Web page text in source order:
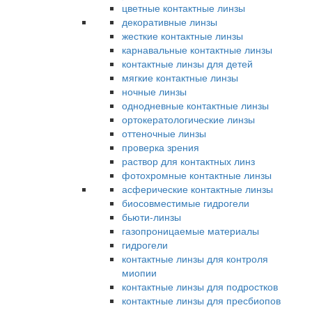
цветные контактные линзы
декоративные линзы
жесткие контактные линзы
карнавальные контактные линзы
контактные линзы для детей
мягкие контактные линзы
ночные линзы
однодневные контактные линзы
ортокератологические линзы
оттеночные линзы
проверка зрения
раствор для контактных линз
фотохромные контактные линзы
асферические контактные линзы
биосовместимые гидрогели
бьюти-линзы
газопроницаемые материалы
гидрогели
контактные линзы для контроля
миопии
контактные линзы для подростков
контактные линзы для пресбиопов